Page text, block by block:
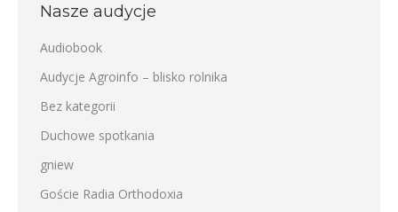
Nasze audycje
Audiobook
Audycje Agroinfo – blisko rolnika
Bez kategorii
Duchowe spotkania
gniew
Goście Radia Orthodoxia